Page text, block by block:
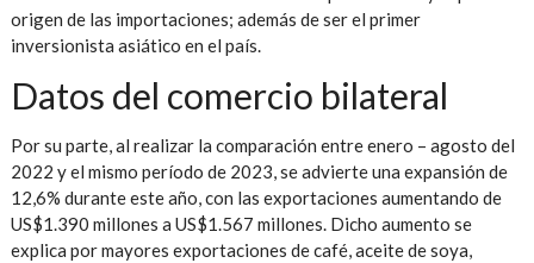
origen de las importaciones; además de ser el primer
inversionista asiático en el país.
Datos del comercio bilateral
Por su parte, al realizar la comparación entre enero – agosto del
2022 y el mismo período de 2023, se advierte una expansión de
12,6% durante este año, con las exportaciones aumentando de
US$1.390 millones a US$1.567 millones. Dicho aumento se
explica por mayores exportaciones de café, aceite de soya,